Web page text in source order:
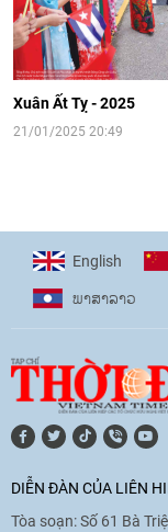
16:58|10/06/2026
17:07|09/06/2026
11:01 |09/06/2026
Xuân Ất Tỵ - 2025
21/01/2025 20:49
English
ພາ​ສາ​ລາວ
DIỄN ĐÀN CỦA LIÊN
Tòa soạn: Số 61 Bà